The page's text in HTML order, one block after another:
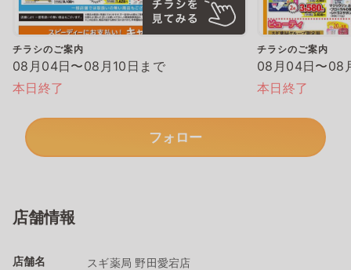
チラシのご案内
08月04日〜08月10日まで
本日終了
チラシのご案内
08月04日〜08
本日終了
フォロー
店舗情報
店舗名 スギ薬局 野田愛宕店